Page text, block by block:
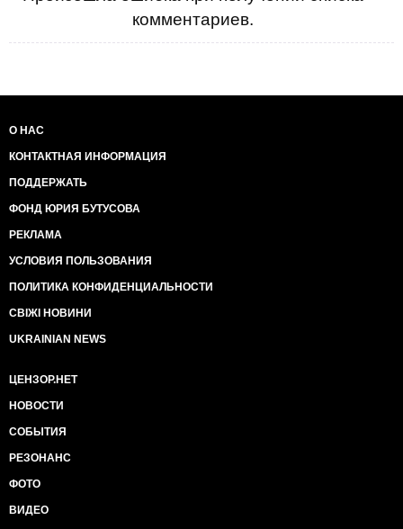
комментариев.
О НАС
КОНТАКТНАЯ ИНФОРМАЦИЯ
ПОДДЕРЖАТЬ
ФОНД ЮРИЯ БУТУСОВА
РЕКЛАМА
УСЛОВИЯ ПОЛЬЗОВАНИЯ
ПОЛИТИКА КОНФИДЕНЦИАЛЬНОСТИ
СВІЖІ НОВИНИ
UKRAINIAN NEWS
ЦЕНЗОР.НЕТ
НОВОСТИ
СОБЫТИЯ
РЕЗОНАНС
ФОТО
ВИДЕО